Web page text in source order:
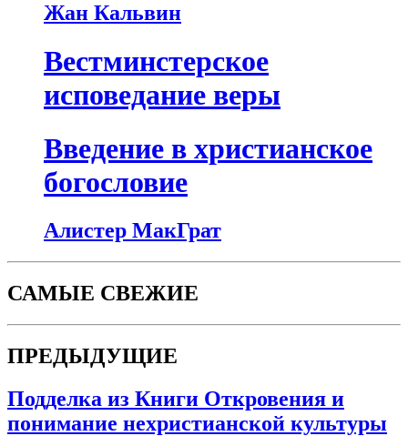
Жан Кальвин
Вестминстерское
исповедание веры
Введение в христианское
богословие
Алистер МакГрат
САМЫЕ СВЕЖИЕ
ПРЕДЫДУЩИЕ
Подделка из Книги Откровения и
понимание нехристианской культуры